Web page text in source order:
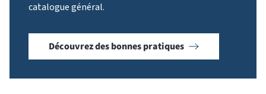
catalogue général.
Découvrez des bonnes pratiques